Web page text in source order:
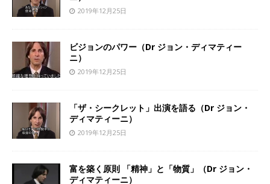
2019年12月25日
ビジョンのパワー（Dr ジョン・ディマティー
ニ）
2019年12月25日
「ザ・シークレット」出演を語る（Dr ジョン・
ディマティーニ）
2019年12月25日
富を築く原則 「精神」と「物質」（Dr ジョン・
ディマティーニ）